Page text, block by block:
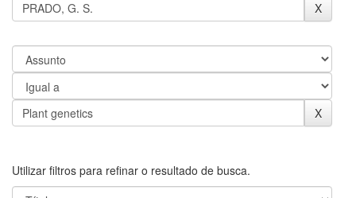
Utilizar filtros para refinar o resultado de busca.